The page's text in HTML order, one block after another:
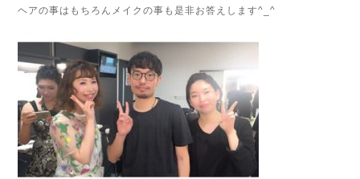
ヘアの事はもちろんメイクの事も是非お答えします^_^